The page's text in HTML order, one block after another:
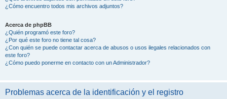
¿Cómo encuentro todos mis archivos adjuntos?
Acerca de phpBB
¿Quién programó este foro?
¿Por qué este foro no tiene tal cosa?
¿Con quién se puede contactar acerca de abusos o usos ilegales relacionados con
este foro?
¿Cómo puedo ponerme en contacto con un Administrador?
Problemas acerca de la identificación y el registro